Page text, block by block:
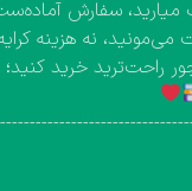
سفارش
نه هزینه
راحت‌ترید خرید